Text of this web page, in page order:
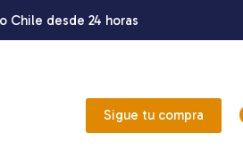
Chile desde 24 horas
Sigue tu compra